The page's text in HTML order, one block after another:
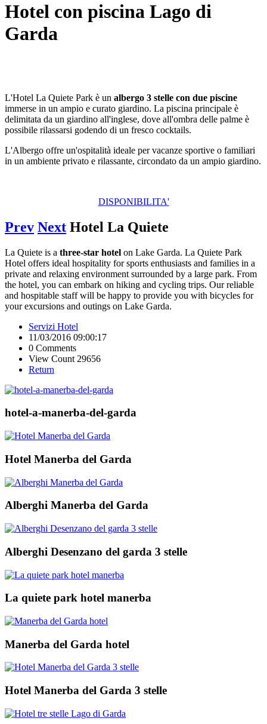
Hotel con piscina Lago di
Garda
L'Hotel La Quiete Park è un albergo 3 stelle con due piscine
immerse in un ampio e curato giardino. La piscina principale è
delimitata da un giardino all'inglese, dove all'ombra delle palme è
possibile rilassarsi godendo di un fresco cocktails.
L'Albergo offre un'ospitalità ideale per vacanze sportive o familiari
in un ambiente privato e rilassante, circondato da un ampio giardino.
DISPONIBILITA'
Prev Next Hotel La Quiete
La Quiete is a three-star hotel on Lake Garda. La Quiete Park
Hotel offers ideal hospitality for sports enthusiasts and families in a
private and relaxing environment surrounded by a large park. From
the hotel, you can embark on hiking and cycling trips. Our reliable
and hospitable staff will be happy to provide you with bicycles for
your excursions and outings on Lake Garda.
Servizi Hotel
11/03/2016 09:00:17
0 Comments
View Count 29656
Return
hotel-a-manerba-del-garda
Hotel Manerba del Garda
Alberghi Manerba del Garda
Alberghi Desenzano del garda 3 stelle
La quiete park hotel manerba
Manerba del Garda hotel
Hotel Manerba del Garda 3 stelle